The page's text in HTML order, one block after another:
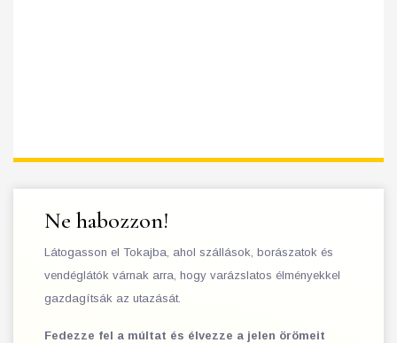
Ne habozzon!
Látogasson el Tokajba, ahol szállások, borászatok és
vendéglátók várnak arra, hogy varázslatos élményekkel
gazdagítsák az utazását.
Fedezze fel a múltat és élvezze a jelen örömeit